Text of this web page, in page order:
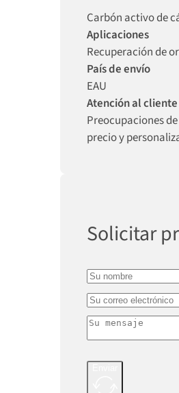
Carbón activo de
Aplicaciones
Recuperación de
País de envío
EAU
Atención al cliente
Preocupaciones
precio y
Solicitar